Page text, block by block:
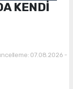
KENDİ
07.08.2026 -